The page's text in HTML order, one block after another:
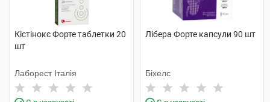
Кістінокс Форте таблетки 20
шт
Лаборест Італія
Лібера Форте капсули 90 шт
Біхелс